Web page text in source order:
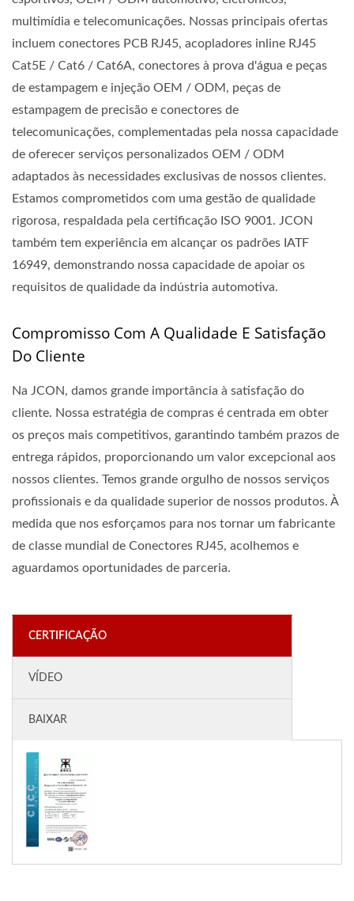
multimídia e telecomunicações. Nossas principais ofertas
incluem conectores PCB RJ45, acopladores inline RJ45
Cat5E / Cat6 / Cat6A, conectores à prova d'água e peças
de estampagem e injeção OEM / ODM, peças de
estampagem de precisão e conectores de
telecomunicações, complementadas pela nossa capacidade
de oferecer serviços personalizados OEM / ODM
adaptados às necessidades exclusivas de nossos clientes.
Estamos comprometidos com uma gestão de qualidade
rigorosa, respaldada pela certificação ISO 9001. JCON
também tem experiência em alcançar os padrões IATF
16949, demonstrando nossa capacidade de apoiar os
requisitos de qualidade da indústria automotiva.
Compromisso Com A Qualidade E Satisfação
Do Cliente
Na JCON, damos grande importância à satisfação do
cliente. Nossa estratégia de compras é centrada em obter
os preços mais competitivos, garantindo também prazos de
entrega rápidos, proporcionando um valor excepcional aos
nossos clientes. Temos grande orgulho de nossos serviços
profissionais e da qualidade superior de nossos produtos. À
medida que nos esforçamos para nos tornar um fabricante
de classe mundial de Conectores RJ45, acolhemos e
aguardamos oportunidades de parceria.
CERTIFICAÇÃO
VÍDEO
BAIXAR